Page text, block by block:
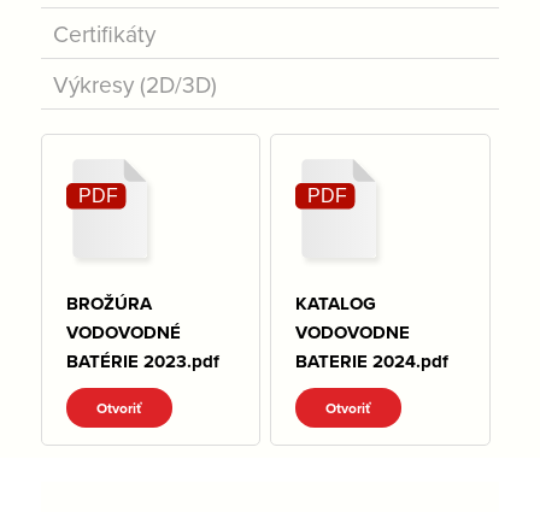
Certifikáty
Výkresy (2D/3D)
BROŽÚRA
VODOVODNÉ
BATÉRIE 2023.pdf
Otvoriť
KATALOG
VODOVODNE
BATERIE 2024.pdf
Otvoriť